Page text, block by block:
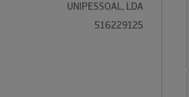
UNIPESSOAL, LDA
516229125